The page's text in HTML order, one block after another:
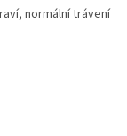
normální trávení